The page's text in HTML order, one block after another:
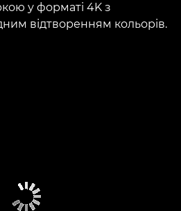
у форматі 4K з
відтворенням кольорів.